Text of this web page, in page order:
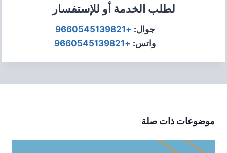
لطلب الخدمة أو للإستفسار
جوال: +9660545139821
واتس: +9660545139821
موضوعات ذات صلة